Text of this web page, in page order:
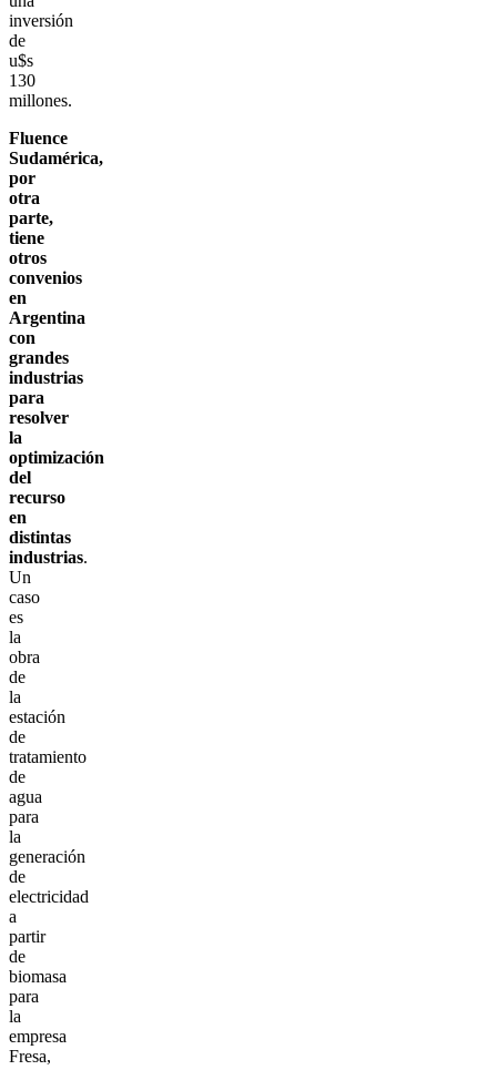
inversión
de
u$s
130
millones.
Fluence
Sudamérica,
por
otra
parte,
tiene
otros
convenios
en
Argentina
con
grandes
industrias
para
resolver
la
optimización
del
recurso
en
distintas
industrias.
Un
caso
es
la
obra
de
la
estación
de
tratamiento
de
agua
para
la
generación
de
electricidad
a
partir
de
biomasa
para
la
empresa
Fresa,